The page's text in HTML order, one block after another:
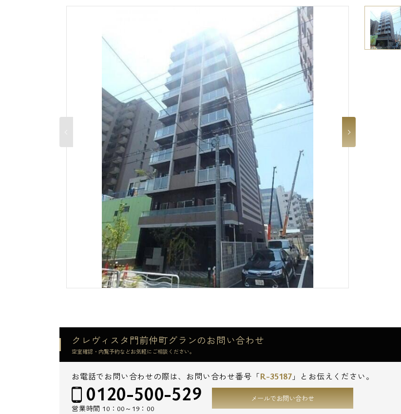
クレヴィスタ門前仲町グランのお問い合わせ
空室確認・内覧予約などお気軽にご相談ください。
お電話でお問い合わせの際は、お問い合わせ番号「R-35187 」とお伝えください。
0120-500-529
営業時間 10：00～19：00
メールでお問い合わせ